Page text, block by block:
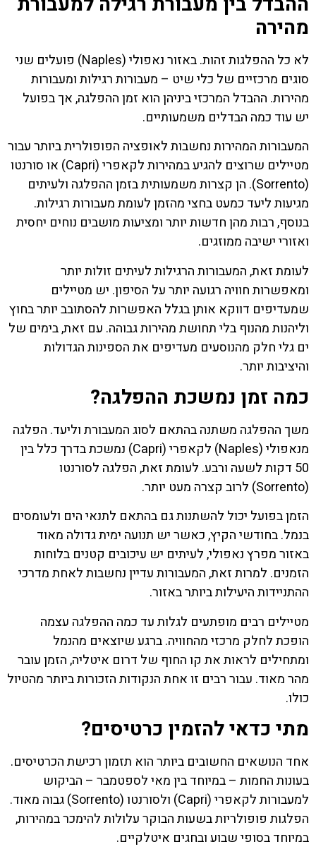
מהירה
לא כל ההפלגות זהות. באזור נאפולי (Naples) פועלים שני
סוגים מרכזיים של כלי שיט – מעבורות רגילות ומעבורות
מהירות. ההבדל המרכזי ביניהן הוא זמן ההפלגה, אך בפועל
יש עוד כמה הבדלים משמעותיים.
המעבורות המהירות נחשבות לאופציה הפופולרית ביותר עבור
מטיילים שרוצים להגיע במהירות לקאפרי (Capri) או סורנטו
(Sorrento). הן קצרות משמעותית בזמן ההפלגה ולעיתים
מגיעות ליעד כמעט בחצי מהזמן לעומת מעבורות רגילות.
בנוסף, רבות מהן חדשות יותר ומציעות מושבים נוחים יחסית
ואזורי ישיבה ממוזגים.
לעומת זאת, המעבורות הרגילות לעיתים זולות יותר
ומאפשרות חוויה רגועה יותר על הסיפון. יש מטיילים
שמעדיפים דווקא אותן בגלל האפשרות להסתובב יותר בחוץ
וליהנות מהנוף בלי תחושת מהירות גבוהה. עם זאת, בימים של
ים גלי חלק מהנוסעים מעדיפים את הספינות הגדולות
והיציבות יותר.
כמה זמן נמשכת ההפלגה?
משך ההפלגה משתנה בהתאם לסוג המעבורת וליעד. הפלגה
מנאפולי (Naples) לקאפרי (Capri) נמשכת בדרך כלל בין
50 דקות לשעה ורבע. לעומת זאת, הפלגה לסורנטו
(Sorrento) לרוב קצרה מעט יותר.
הזמן בפועל יכול להשתנות גם בהתאם לתנאי הים ולעומסים
בנמל. בחודשי הקיץ, כאשר יש תנועה ימית גדולה מאוד
באזור מפרץ נאפולי, לעיתים יש עיכובים קטנים בלוחות
הזמנים. למרות זאת, המעבורות עדיין נחשבות לאחת מדרכי
ההתניידות היעילות ביותר באזור.
מטיילים רבים מופתעים לגלות עד כמה ההפלגה עצמה
הופכת לחלק מרכזי מהחוויה. ברגע שיוצאים מהנמל
ומתחילים לראות את קו החוף של דרום איטליה, הזמן עובר
מהר מאוד. עבור רבים זו אחת הנקודות הזכורות ביותר מהטיול
כולו.
מתי כדאי להזמין כרטיסים?
אחד הנושאים החשובים ביותר הוא תזמון רכישת הכרטיסים.
בעונות החמות – במיוחד בין מאי לספטמבר – הביקוש
למעבורות לקאפרי (Capri) ולסורנטו (Sorrento) גבוה מאוד.
הפלגות פופולריות בשעות הבוקר עלולות להימכר במהירות,
במיוחד בסופי שבוע ובחגים איטלקיים.